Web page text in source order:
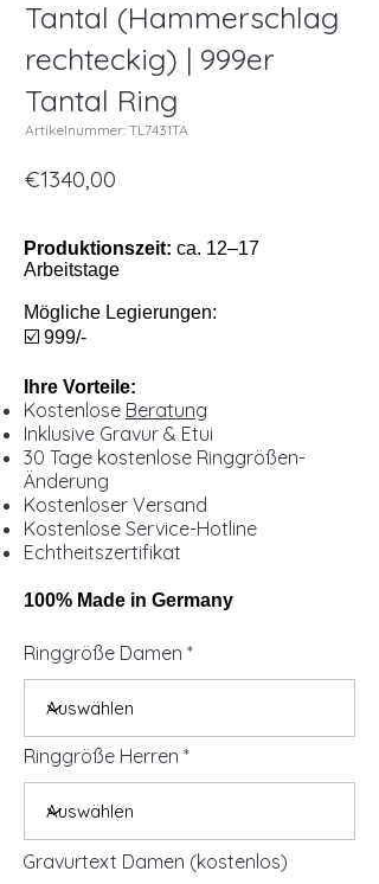
Tantal (Hammerschlag
rechteckig) | 999er
Tantal Ring
Artikelnummer: TL7431TA
€1340,00
Produktionszeit: ca. 12–17
Arbeitstage
Mögliche Legierungen:
☑️ 999/-
Ihre Vorteile:
Kostenlose Beratung
Inklusive Gravur & Etui
30 Tage kostenlose Ringgrößen-
Änderung
Kostenloser Versand
Kostenlose Service-Hotline
Echtheitszertifikat
100% Made in Germany
Ringgröße Damen
Ringgröße Herren
Gravurtext Damen (kostenlos)